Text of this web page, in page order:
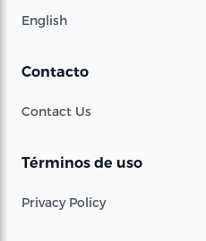
English
Contacto
Contact Us
Términos de uso
Privacy Policy